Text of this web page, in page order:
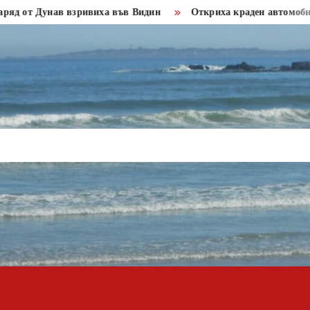
взривиха във Видин Откриха краден автомобил